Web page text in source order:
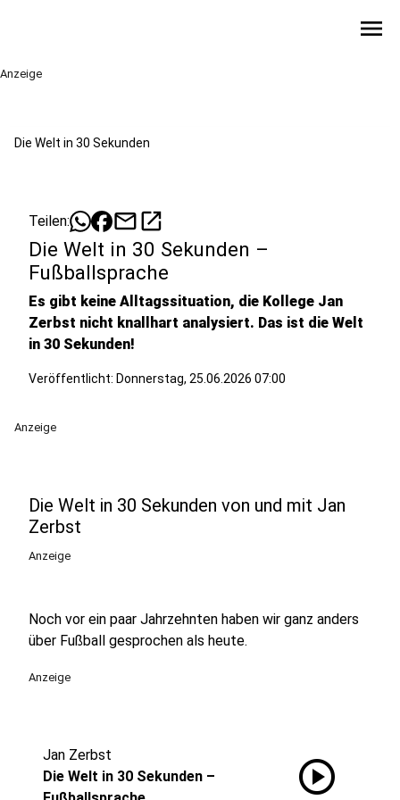
menu
Anzeige
Die Welt in 30 Sekunden
Teilen: mailopen_in_new
Die Welt in 30 Sekunden –
Fußballsprache
Es gibt keine Alltagssituation, die Kollege Jan
Zerbst nicht knallhart analysiert. Das ist die Welt
in 30 Sekunden!
Veröffentlicht: Donnerstag, 25.06.2026 07:00
Anzeige
Die Welt in 30 Sekunden von und mit Jan
Zerbst
Anzeige
Noch vor ein paar Jahrzehnten haben wir ganz anders
über Fußball gesprochen als heute.
Anzeige
Jan Zerbst
Die Welt in 30 Sekunden –
play_circle